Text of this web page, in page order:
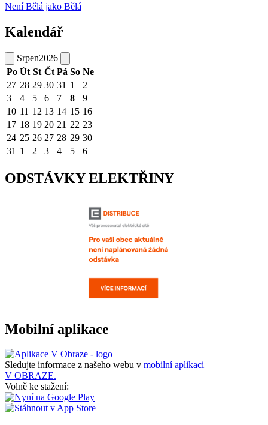
Není Bělá jako Bělá
Kalendář
Srpen2026
Po Út St Čt Pá So Ne
27 28 29 30 31 1
2
3
4 5 6 7 8
9
10 11 12 13 14 15 16
17 18 19 20 21 22 23
24 25 26 27 28 29 30
31 1 2 3 4 5 6
ODSTÁVKY ELEKTŘINY
Mobilní aplikace
Sledujte informace z našeho webu v mobilní aplikaci –
V OBRAZE.
Volně ke stažení: